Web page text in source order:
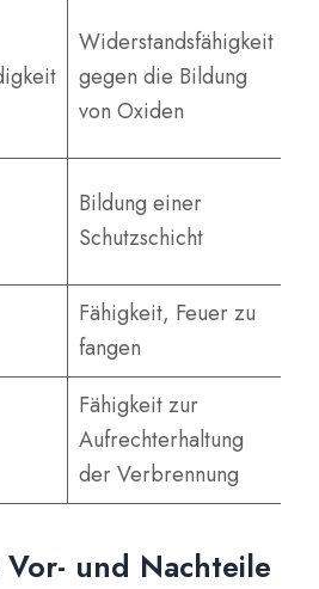
Widerstandsfähigkeit
gegen die Bildung
von Oxiden
Bildung einer
Schutzschicht
Fähigkeit, Feuer zu
fangen
Fähigkeit zur
Aufrechterhaltung
der Verbrennung
und Nachteile